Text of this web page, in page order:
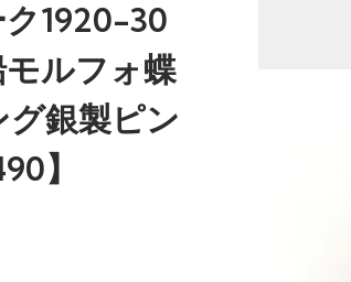
1920-30
ルフォ蝶
銀製ピン
】